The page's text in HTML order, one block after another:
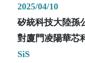
2025/04/10
矽統科技大陸孫
對廈門凌陽華芯
SiS